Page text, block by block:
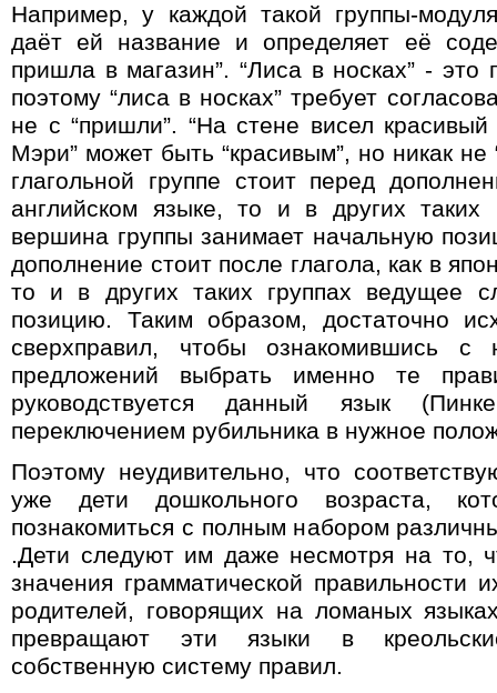
Например, у каждой такой группы-
даёт ей название и определяет её
пришла в магазин”. “Лиса в носках” -
поэтому “лиса в носках” требует
не с “пришли”. “На стене висел
Мэри” может быть “красивым”, но никак не
глагольной группе стоит перед
английском языке, то и в других таких
вершина группы занимает начальную
дополнение стоит после глагола, как в
то и в других таких группах ведущее
позицию. Таким образом, достаточно
сверхправил, чтобы ознакомившись с
предложений выбрать именно те
руководствуется данный язык
переключением рубильника в нужное
Поэтому неудивительно, что
уже дети дошкольного возраста,
познакомиться с полным набором
.Дети следуют им даже несмотря на то,
значения грамматической правильности
родителей, говорящих на ломаных
превращают эти языки в
собственную систему правил.